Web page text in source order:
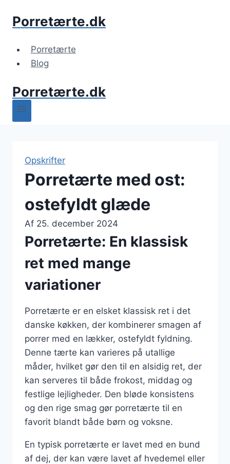
Porretærte.dk
Porretærte
Blog
Porretærte.dk
Opskrifter
Porretærte med ost:
ostefyldt glæde
Af 25. december 2024
Porretærte: En klassisk
ret med mange
variationer
Porretærte er en elsket klassisk ret i det
danske køkken, der kombinerer smagen af
porrer med en lækker, ostefyldt fyldning.
Denne tærte kan varieres på utallige
måder, hvilket gør den til en alsidig ret, der
kan serveres til både frokost, middag og
festlige lejligheder. Den bløde konsistens
og den rige smag gør porretærte til en
favorit blandt både børn og voksne.
En typisk porretærte er lavet med en bund
af dej, der kan være lavet af hvedemel eller